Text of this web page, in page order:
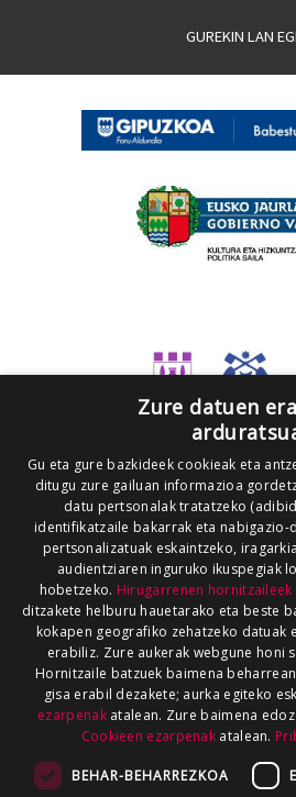
GUREKIN LAN
Zure datuen
Gu eta gure bazkideek cookieak eta
ditugu zure gailuan informazioa
datu pertsonalak tratatzeko
identifikatzaile bakarrak eta nabigazio-
pertsonalizatuak eskaintzeko,
audientziaren inguruko ikuspegiak
hobetzeko. Hirugarrenen hornitzaileek
ditzakete helburu hauetarako eta beste
kokapen geografiko zehatzeko datuak
erabiliz. Zure aukerak webgune honi
Hornitzaile batzuek baimena
gisa erabil dezakete; aurka egiteko
ezarpenakatalean. Zure baimena
Cookieen ezarpenak atalean.
BEHAR-BEHARREZKOA